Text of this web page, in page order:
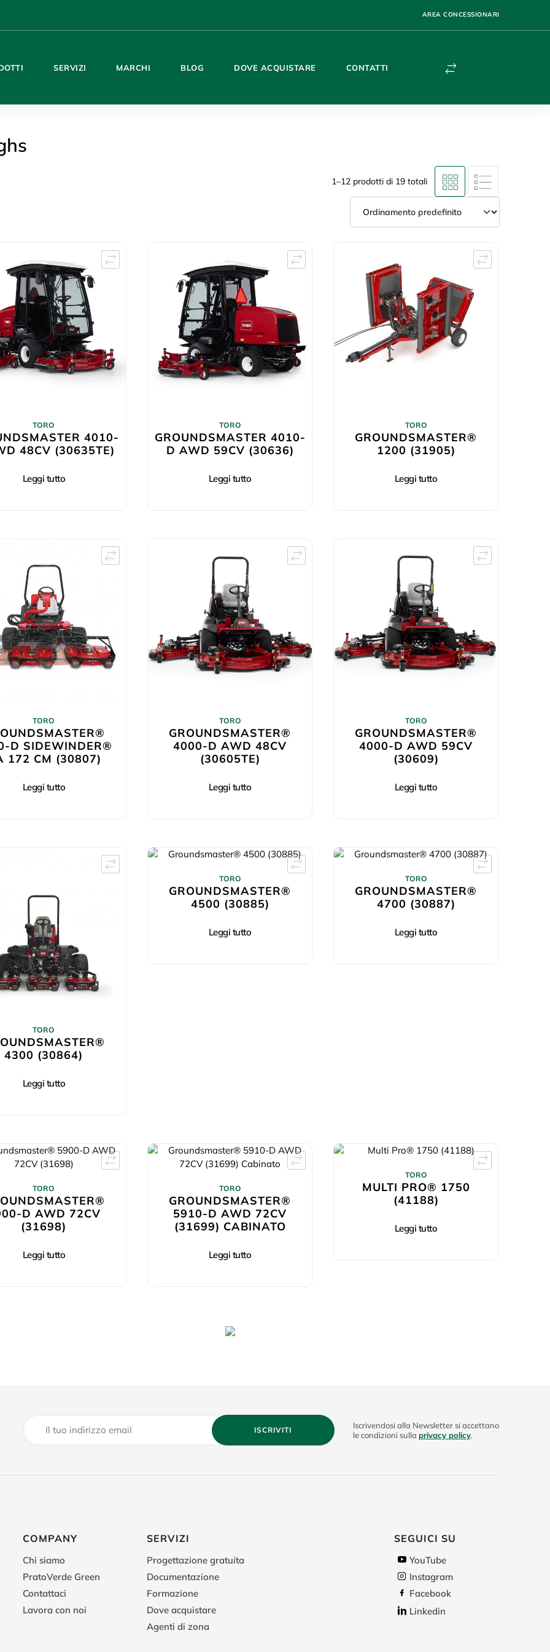
AREA CONCESSIONARI
SERVIZI MARCHI BLOG DOVE ACQUISTARE CONTATTI
1–12 prodotti di 19 totali
TORO
4010-
48CV (30635TE)
Leggi tutto
TORO
GROUNDSMASTER 4010-
D AWD 59CV (30636)
Leggi tutto
TORO
GROUNDSMASTER®
1200 (31905)
Leggi tutto
TORO
D SIDEWINDER®
172 CM (30807)
Leggi tutto
TORO
GROUNDSMASTER®
4000-D AWD 48CV
(30605TE)
Leggi tutto
TORO
GROUNDSMASTER®
4000-D AWD 59CV
(30609)
Leggi tutto
TORO
4300 (30864)
Leggi tutto
TORO
GROUNDSMASTER®
4500 (30885)
Leggi tutto
TORO
GROUNDSMASTER®
4700 (30887)
Leggi tutto
TORO
D AWD 72CV
(31698)
Leggi tutto
TORO
GROUNDSMASTER®
5910-D AWD 72CV
(31699) CABINATO
Leggi tutto
TORO
MULTI PRO® 1750
(41188)
Leggi tutto
ISCRIVITI
Iscrivendosi alla Newsletter si accettano
le condizioni sulla privacy policy.
COMPANY
Chi siamo
PratoVerde Green
Contattaci
Lavora con noi
SERVIZI
Progettazione gratuita
Documentazione
Formazione
Dove acquistare
Agenti di zona
SEGUICI SU
YouTube
Instagram
Facebook
Linkedin